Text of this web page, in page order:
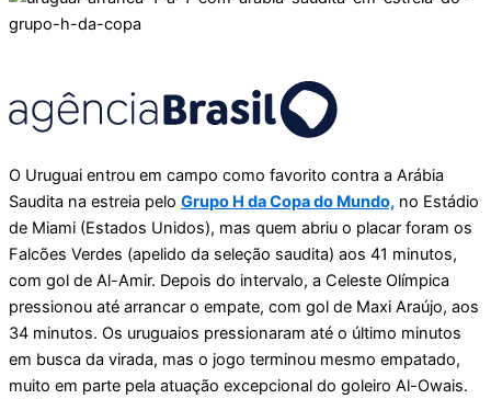
O Uruguai entrou em campo como favorito contra a Arábia
Saudita na estreia pelo Grupo H da Copa do Mundo, no Estádio
de Miami (Estados Unidos), mas quem abriu o placar foram os
Falcões Verdes (apelido da seleção saudita) aos 41 minutos,
com gol de Al-Amir. Depois do intervalo, a Celeste Olímpica
pressionou até arrancar o empate, com gol de Maxi Araújo, aos
34 minutos. Os uruguaios pressionaram até o último minutos
em busca da virada, mas o jogo terminou mesmo empatado,
muito em parte pela atuação excepcional do goleiro Al-Owais.